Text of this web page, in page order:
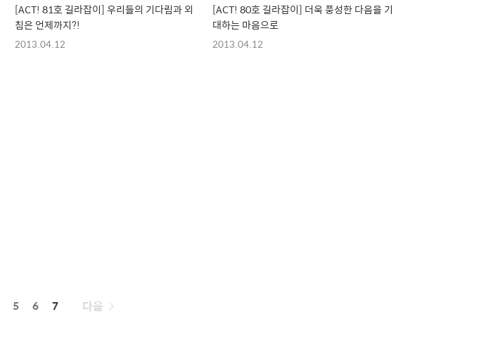
[ACT! 81호 길라잡이] 우리들의 기다림과 외
침은 언제까지?!
2013.04.12
[ACT! 80호 길라잡이] 더욱 풍성한 다음을 기
대하는 마음으로
2013.04.12
페
5 6 7 다음